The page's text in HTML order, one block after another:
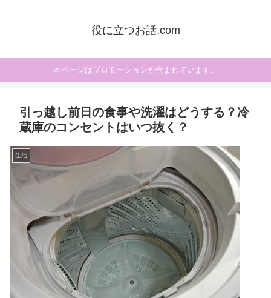
役に立つお話.com
本ページはプロモーションが含まれています。
引っ越し前日の食事や洗濯はどうする？冷
蔵庫のコンセントはいつ抜く？
生活